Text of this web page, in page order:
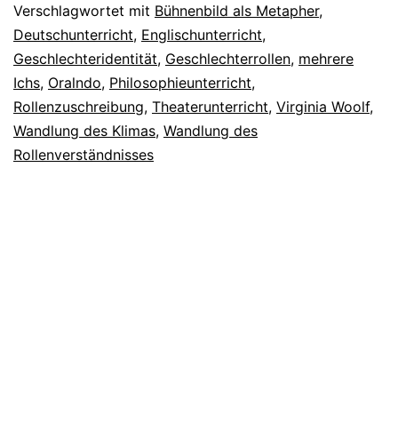
Verschlagwortet mit Bühnenbild als Metapher,
Deutschunterricht, Englischunterricht,
Geschlechteridentität, Geschlechterrollen, mehrere
Ichs, Oralndo, Philosophieunterricht,
Rollenzuschreibung, Theaterunterricht, Virginia Woolf,
Wandlung des Klimas, Wandlung des
Rollenverständnisses